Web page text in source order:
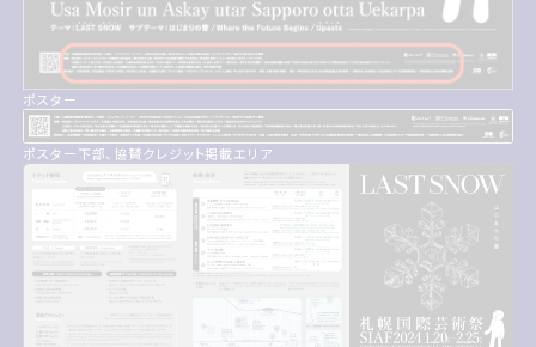
ポスター
ポスター下部、協賛クレジット掲載エリア